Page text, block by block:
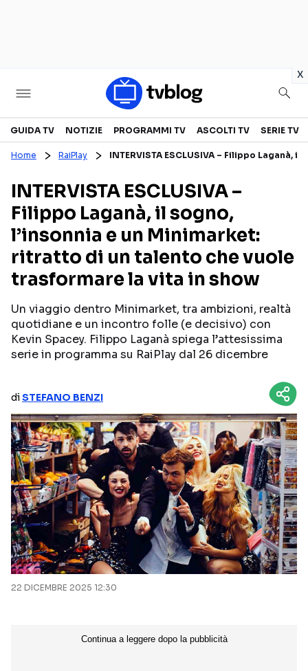
x
Televisione
CANALI TV
PROGRAMMI TV
PERSONAGGI TV
SERIE TV
REALITY SHOW
FICTION
NETFLIX
AMAZON PRIME VIDEO
RAIPLAY
MEDIASET INFINITY
DAZN
Categorie
NOTIZIE
ANTEPRIME
RETROSCENA
INTERVISTE
RUBRICHE
Seguici sui social
GUIDA TV NOTIZIE PROGRAMMI TV ASCOLTI TV SERIE TV
Home RaiPlay INTERVISTA ESCLUSIVA – Filippo
INTERVISTA ESCLUSIVA –
Filippo Laganà, il sogno,
l’insonnia e un Minimarket:
ritratto di un talento che vuole
trasformare la vita in show
Un viaggio dentro Minimarket, tra ambizioni, realtà
quotidiane e un incontro folle (e decisivo) con
Kevin Spacey. Filippo Laganà spiega l’attesissima
serie in programma su RaiPlay dal 26 dicembre
diSTEFANO BENZI
22 DICEMBRE 2025 12:30